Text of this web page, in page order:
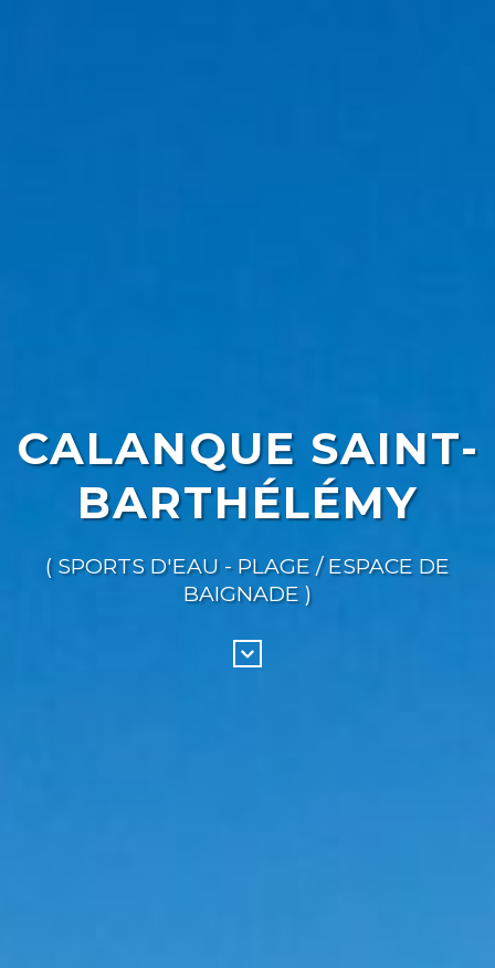
CALANQUE SAINT-
BARTHÉLÉMY
( SPORTS D'EAU - PLAGE / ESPACE DE
BAIGNADE )